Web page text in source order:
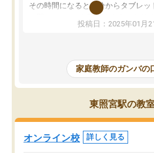
その時間になると自分からタブレッ
を開いてzoomを繋げるようになりま
た！5科目なんでもOKなのもとても
めて1年ほどだった今では平均点以
科目が増えてきました！あと1年受
であるので無料の週末教室を使用し
がら頑張って欲しいと思います！
投稿日：2025年01月
家庭教師のガンバの
東照宮駅の教
オンライン校 詳しく見る